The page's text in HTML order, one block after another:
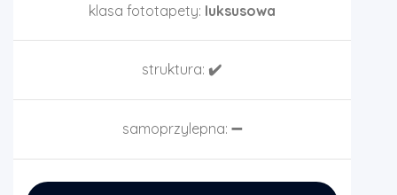
klasa fototapety: luksusowa
struktura: ✔️
samoprzylepna: ➖